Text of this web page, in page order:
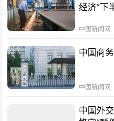
经济“下
中国新闻网
中国商
中国新闻网
中国外